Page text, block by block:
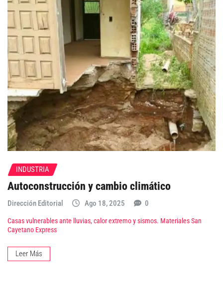
INDUSTRIA
Autoconstrucción y cambio climático
Dirección Editorial Ago 18, 2025 0
Casas vulnerables ante lluvias, calor extremo y sismos. Materiales San
Cayetano Express
Leer Más